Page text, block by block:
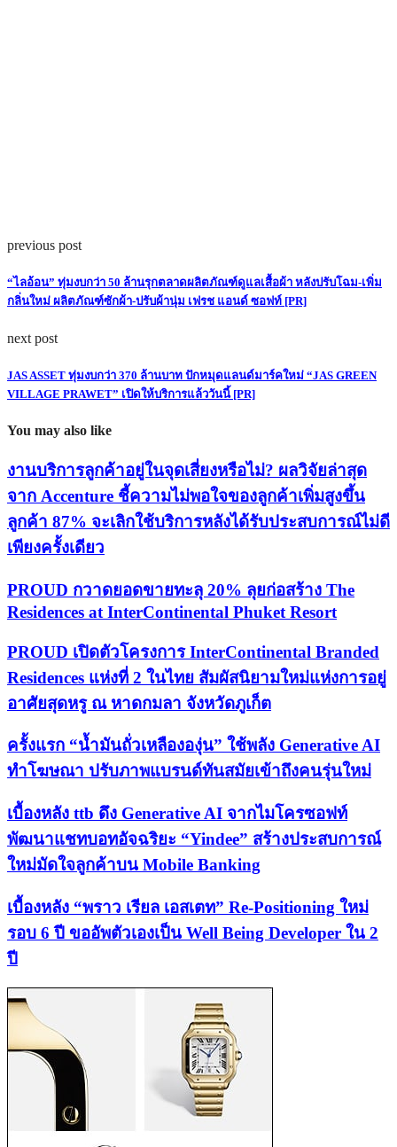
previous post
“ไลอ้อน” ทุ่มงบกว่า 50 ล้านรุกตลาดผลิตภัณฑ์ดูแลเสื้อผ้า หลังปรับโฉม-เพิ่ม
กลิ่นใหม่ ผลิตภัณฑ์ซักผ้า-ปรับผ้านุ่ม เฟรช แอนด์ ซอฟท์ [PR]
next post
JAS ASSET ทุ่มงบกว่า 370 ล้านบาท ปักหมุดแลนด์มาร์คใหม่ “JAS GREEN
VILLAGE PRAWET” เปิดให้บริการแล้ววันนี้ [PR]
You may also like
งานบริการลูกค้าอยู่ในจุดเสี่ยงหรือไม่? ผลวิจัยล่าสุด
จาก Accenture ชี้ความไม่พอใจของลูกค้าเพิ่มสูงขึ้น
ลูกค้า 87% จะเลิกใช้บริการหลังได้รับประสบการณ์ไม่ดี
เพียงครั้งเดียว
PROUD กวาดยอดขายทะลุ 20% ลุยก่อสร้าง The
Residences at InterContinental Phuket Resort
PROUD เปิดตัวโครงการ InterContinental Branded
Residences แห่งที่ 2 ในไทย สัมผัสนิยามใหม่แห่งการอยู่
อาศัยสุดหรู ณ หาดกมลา จังหวัดภูเก็ต
ครั้งแรก “น้ำมันถั่วเหลืององุ่น” ใช้พลัง Generative AI
ทำโฆษณา ปรับภาพแบรนด์ทันสมัยเข้าถึงคนรุ่นใหม่
เบื้องหลัง ttb ดึง Generative AI จากไมโครซอฟท์
พัฒนาแชทบอทอัจฉริยะ “Yindee” สร้างประสบการณ์
ใหม่มัดใจลูกค้าบน Mobile Banking
เบื้องหลัง “พราว เรียล เอสเตท” Re-Positioning ใหม่
รอบ 6 ปี ขออัพตัวเองเป็น Well Being Developer ใน 2
ปี